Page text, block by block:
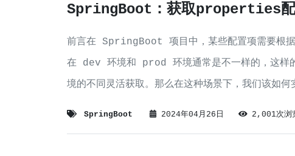
SpringBoot：获取properties配
前言在 SpringBoot 项目中，某些配置项需要根据
在 dev 环境和 prod 环境通常是不一样的，这样
境的不同灵活获取。那么在这种场景下，我们该
SpringBoot 2024年04月26日 2,001次浏